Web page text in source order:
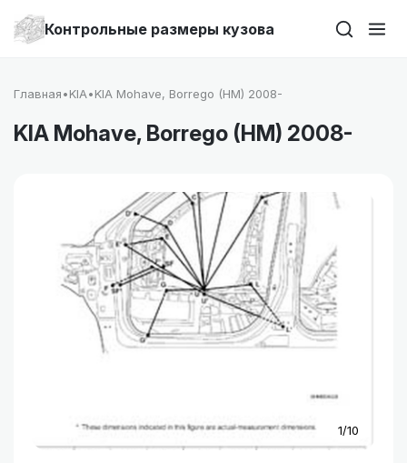
Контрольные размеры кузова
Главная•KIA•KIA Mohave, Borrego (HM) 2008-
KIA Mohave, Borrego (HM) 2008-
1/10